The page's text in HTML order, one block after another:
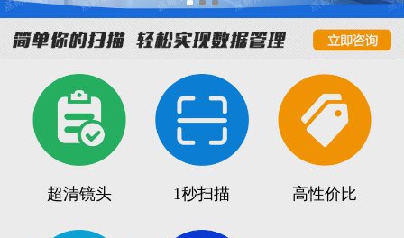
超清镜头 1秒扫描 高性价比